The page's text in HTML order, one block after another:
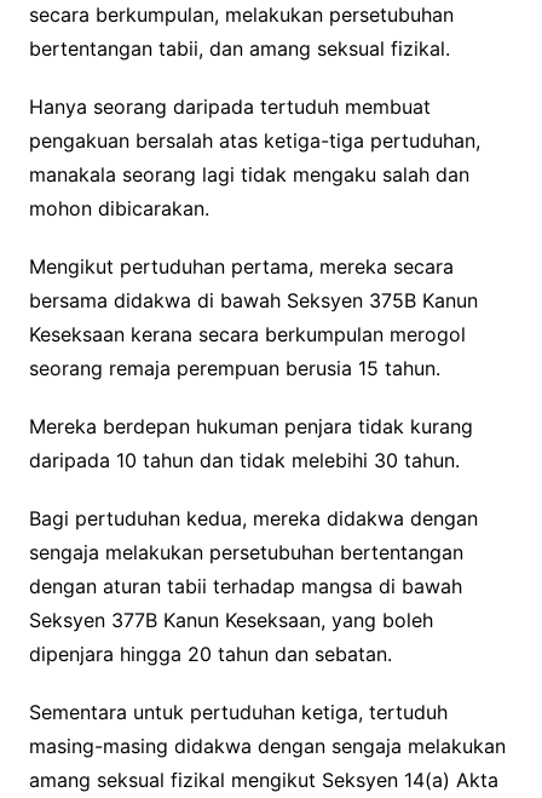
secara berkumpulan, melakukan persetubuhan
bertentangan tabii, dan amang seksual fizikal.
Hanya seorang daripada tertuduh membuat
pengakuan bersalah atas ketiga-tiga pertuduhan,
manakala seorang lagi tidak mengaku salah dan
mohon dibicarakan.
Mengikut pertuduhan pertama, mereka secara
bersama didakwa di bawah Seksyen 375B Kanun
Keseksaan kerana secara berkumpulan merogol
seorang remaja perempuan berusia 15 tahun.
Mereka berdepan hukuman penjara tidak kurang
daripada 10 tahun dan tidak melebihi 30 tahun.
Bagi pertuduhan kedua, mereka didakwa dengan
sengaja melakukan persetubuhan bertentangan
dengan aturan tabii terhadap mangsa di bawah
Seksyen 377B Kanun Keseksaan, yang boleh
dipenjara hingga 20 tahun dan sebatan.
Sementara untuk pertuduhan ketiga, tertuduh
masing-masing didakwa dengan sengaja melakukan
amang seksual fizikal mengikut Seksyen 14(a) Akta